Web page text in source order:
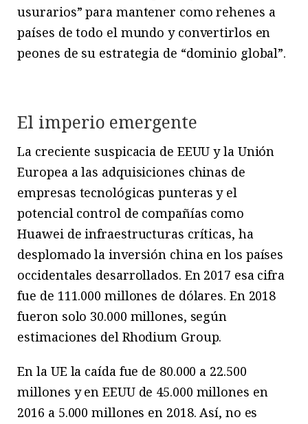
usurarios” para mantener como rehenes a
países de todo el mundo y convertirlos en
peones de su estrategia de “dominio global”.
El imperio emergente
La creciente suspicacia de EEUU y la Unión
Europea a las adquisiciones chinas de
empresas tecnológicas punteras y el
potencial control de compañías como
Huawei de infraestructuras críticas, ha
desplomado la inversión china en los países
occidentales desarrollados. En 2017 esa cifra
fue de 111.000 millones de dólares. En 2018
fueron solo 30.000 millones, según
estimaciones del Rhodium Group.
En la UE la caída fue de 80.000 a 22.500
millones y en EEUU de 45.000 millones en
2016 a 5.000 millones en 2018. Así, no es